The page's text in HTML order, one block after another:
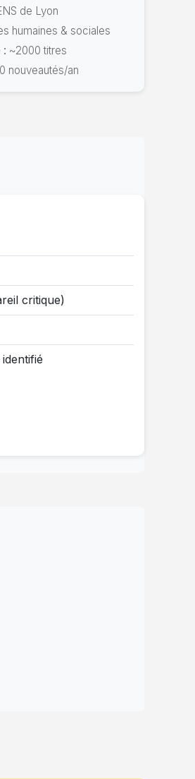
de Lyon
humaines & sociales
: ~2000 titres
nouveautés/an
critique)